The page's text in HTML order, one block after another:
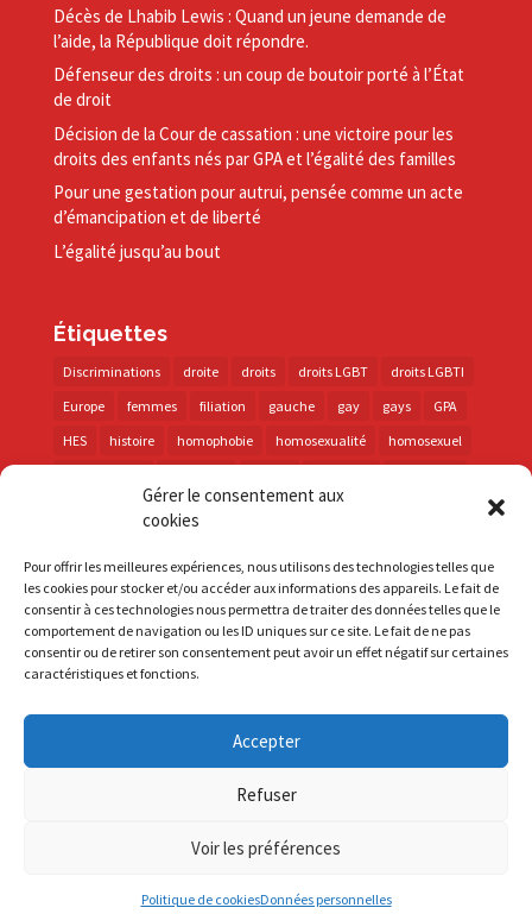
Gérer le consentement aux
cookies
Pour offrir les meilleures expériences, nous utilisons des technologies telles que
les cookies pour stocker et/ou accéder aux informations des appareils. Le fait de
consentir à ces technologies nous permettra de traiter des données telles que le
comportement de navigation ou les ID uniques sur ce site. Le fait de ne pas
consentir ou de retirer son consentement peut avoir un effet négatif sur certaines
caractéristiques et fonctions.
Accepter
Refuser
Voir les préférences
Politique de cookiesDonnées personnelles
Décès de Lhabib Lewis : Quand un jeune demande de
l’aide, la République doit répondre.
Défenseur des droits : un coup de boutoir porté à l’État
de droit
Décision de la Cour de cassation : une victoire pour les
droits des enfants nés par GPA et l’égalité des familles
Pour une gestation pour autrui, pensée comme un acte
d’émancipation et de liberté
L’égalité jusqu’au bout
Étiquettes
Discriminations droite droits droits LGBT
droits LGBTI
Europe
femmes filiation gauche gay gays
GPA
HES
histoire homophobie homosexualité
homosexuel
personnes trans
PMA police propositions
prévention
santé
sida trans transphobie UE
Union européenne
vih
violences visibilité élections